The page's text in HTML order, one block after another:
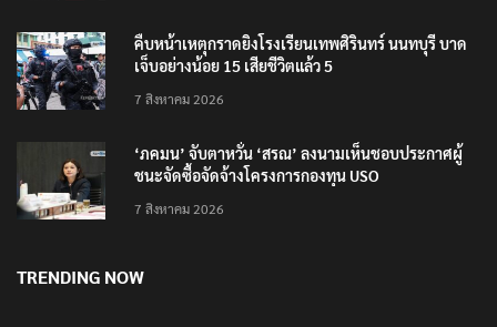
คืบหน้าเหตุกราดยิงโรงเรียนเทพศิรินทร์ นนทบุรี บาด
เจ็บอย่างน้อย 15 เสียชีวิตแล้ว 5
7 สิงหาคม 2026
‘ภคมน’ จับตาหวั่น ‘สรณ’ ลงนามเห็นชอบประกาศผู้
ชนะจัดซื้อจัดจ้างโครงการกองทุน USO
7 สิงหาคม 2026
TRENDING NOW